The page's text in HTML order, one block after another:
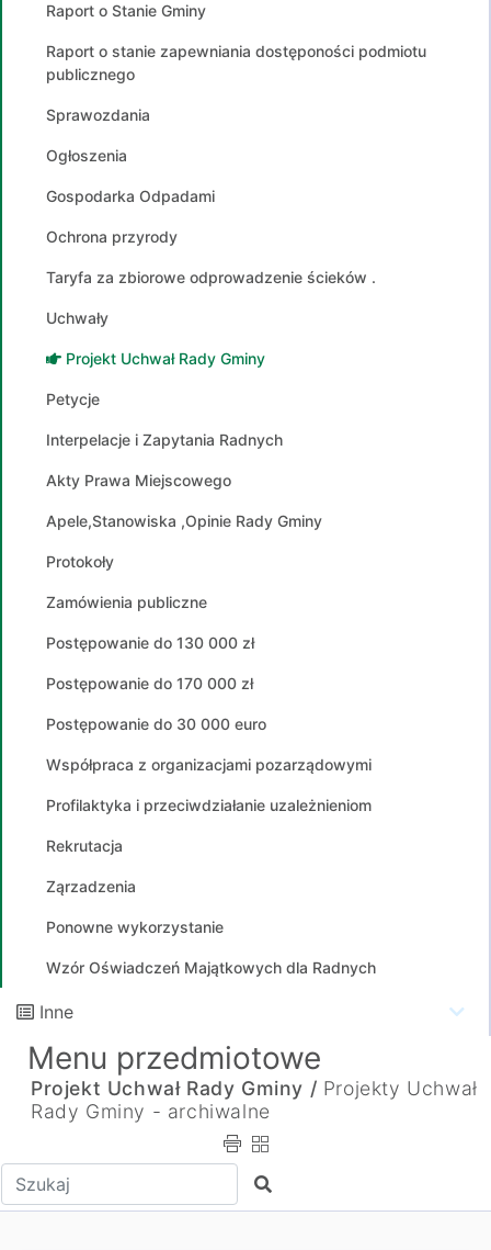
Raport o Stanie Gminy
Raport o stanie zapewniania dostęponości podmiotu
publicznego
Sprawozdania
Ogłoszenia
Gospodarka Odpadami
Ochrona przyrody
Taryfa za zbiorowe odprowadzenie ścieków .
Uchwały
Projekt Uchwał Rady Gminy
Petycje
Interpelacje i Zapytania Radnych
Akty Prawa Miejscowego
Apele,Stanowiska ,Opinie Rady Gminy
Protokoły
Zamówienia publiczne
Postępowanie do 130 000 zł
Postępowanie do 170 000 zł
Postępowanie do 30 000 euro
Współpraca z organizacjami pozarządowymi
Profilaktyka i przeciwdziałanie uzależnieniom
Rekrutacja
Ząrzadzenia
Ponowne wykorzystanie
Wzór Oświadczeń Majątkowych dla Radnych
Inne
Menu przedmiotowe
Projekt Uchwał Rady Gminy / Projekty Uchwał
Rady Gminy - archiwalne
Wpisz tekst do wyszukania Szukaj